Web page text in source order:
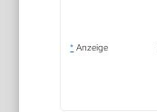
* Anzeige